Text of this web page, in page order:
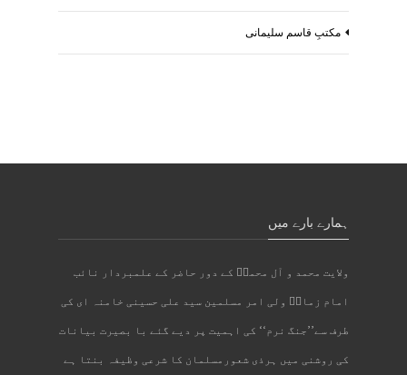
مکتبِ قاسم سلیمانی
ہمارے بارے میں
ولایت محمد و آل محمدؐ کے دور حاضر کے علمبردار نائب
امام زمانؑ ولی امر مسلمین سید علی حسینی خامنہ ای کی
طرف سے’’جنگ نرم‘‘ کی اہمیت پر دیے گئے با بصیرت بیانات
کی روشنی میں ہرذی شعورمسلمان کا شرعی وظیفہ بنتا ہے